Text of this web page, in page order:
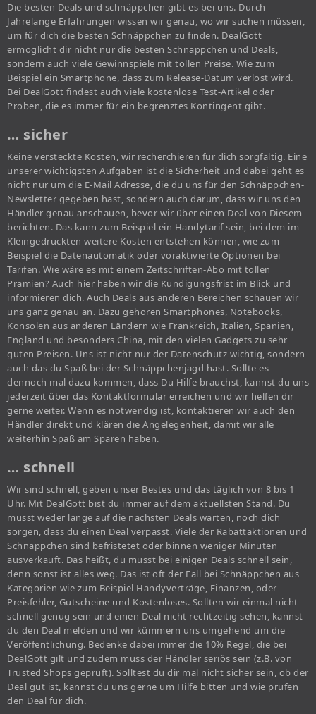
Die besten Deals und schnäppchen gibt es bei uns. Durch
Jahrelange Erfahrungen wissen wir genau, wo wir suchen müssen,
um für dich die besten Schnäppchen zu finden. DealGott
ermöglicht dir nicht nur die besten Schnäppchen und Deals,
sondern auch viele Gewinnspiele mit tollen Preise. Wie zum
Beispiel ein Smartphone, dass zum Release-Datum verlost wird.
Bei DealGott findest auch viele kostenlose Test-Artikel oder
Proben, die es immer für ein begrenztes Kontingent gibt.
… sicher
Keine versteckte Kosten, wir recherchieren für dich sorgfältig. Eine
unserer wichtigsten Aufgaben ist die Sicherheit und dabei geht es
nicht nur um die E-Mail Adresse, die du uns für den Schnäppchen-
Newsletter gegeben hast, sondern auch darum, dass wir uns den
Händler genau anschauen, bevor wir über einen Deal von Diesem
berichten. Das kann zum Beispiel ein Handytarif sein, bei dem im
Kleingedruckten weitere Kosten entstehen können, wie zum
Beispiel die Datenautomatik oder voraktivierte Optionen bei
Tarifen. Wie wäre es mit einem Zeitschriften-Abo mit tollen
Prämien? Auch hier haben wir die Kündigungsfrist im Blick und
informieren dich. Auch Deals aus anderen Bereichen schauen wir
uns ganz genau an. Dazu gehören Smartphones, Notebooks,
Konsolen aus anderen Ländern wie Frankreich, Italien, Spanien,
England und besonders China, mit den vielen Gadgets zu sehr
guten Preisen. Uns ist nicht nur der Datenschutz wichtig, sondern
auch das du Spaß bei der Schnäppchenjagd hast. Sollte es
dennoch mal dazu kommen, dass Du Hilfe brauchst, kannst du uns
jederzeit über das Kontaktformular erreichen und wir helfen dir
gerne weiter. Wenn es notwendig ist, kontaktieren wir auch den
Händler direkt und klären die Angelegenheit, damit wir alle
weiterhin Spaß am Sparen haben.
… schnell
Wir sind schnell, geben unser Bestes und das täglich von 8 bis 1
Uhr. Mit DealGott bist du immer auf dem aktuellsten Stand. Du
musst weder lange auf die nächsten Deals warten, noch dich
sorgen, dass du einen Deal verpasst. Viele der Rabattaktionen und
Schnäppchen sind befristetet oder binnen weniger Minuten
ausverkauft. Das heißt, du musst bei einigen Deals schnell sein,
denn sonst ist alles weg. Das ist oft der Fall bei Schnäppchen aus
Kategorien wie zum Beispiel Handyverträge, Finanzen, oder
Preisfehler, Gutscheine und Kostenloses. Sollten wir einmal nicht
schnell genug sein und einen Deal nicht rechtzeitig sehen, kannst
du den Deal melden und wir kümmern uns umgehend um die
Veröffentlichung. Bedenke dabei immer die 10% Regel, die bei
DealGott gilt und zudem muss der Händler seriös sein (z.B. von
Trusted Shops geprüft). Solltest du dir mal nicht sicher sein, ob der
Deal gut ist, kannst du uns gerne um Hilfe bitten und wie prüfen
den Deal für dich.